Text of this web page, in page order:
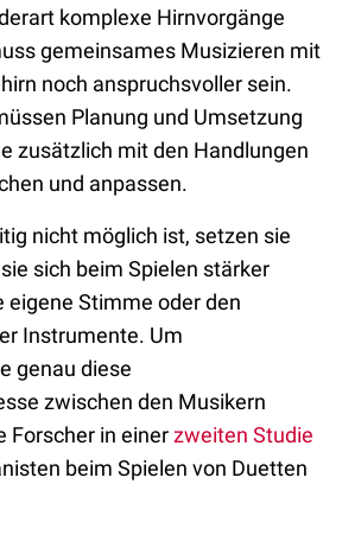
komplexe Hirnvorgänge
gemeinsames Musizieren mit
noch anspruchsvoller sein.
Planung und Umsetzung
zusätzlich mit den Handlungen
und anpassen.
nicht möglich ist, setzen sie
sich beim Spielen stärker
eigene Stimme oder den
Instrumente. Um
genau diese
zwischen den Musikern
Forscher in einerzweiten Studie
beim Spielen von Duetten